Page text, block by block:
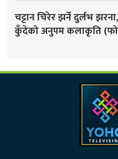
चट्टान चिरेर झर्ने दुर्लभ
कुँदेको अनुपम कलाकृति